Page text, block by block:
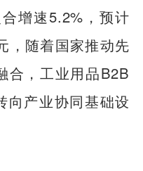
增速5.2%，预计
，随着国家推动先
合，工业用品B2B
向产业协同基础设